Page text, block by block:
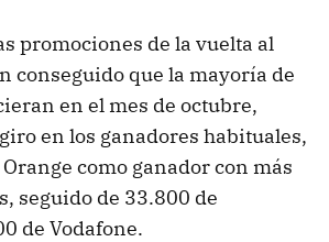
promociones de la vuelta al
conseguido que la mayoría de
en el mes de octubre,
en los ganadores habituales,
como ganador con más
seguido de 33.800 de
de Vodafone.